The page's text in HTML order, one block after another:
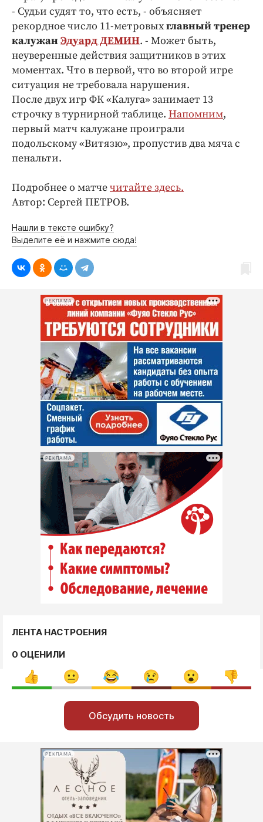
Медиаперсона
Интересное чтиво
Клиника года
Бренд года
Работодатель года
- Судьи судят то, что есть, - объясняет
рекордное число 11-метровыхглавный тренер
калужан Эдуард ДЕМИН. - Может быть,
неуверенные действия защитников в этих
моментах. Что в первой, что во второй игре
ситуация не требовала нарушения.
После двух игр ФК «Калуга» занимает 13
строчку в турнирной таблице. Напомним,
первый матч калужане проиграли
подольскому «Витязю», пропустив два мяча с
пенальти.
Подробнее о матчечитайте здесь.
Автор: Сергей ПЕТРОВ.
Нашли в тексте ошибку?
Выделите её и нажмите сюда!
РЕКЛАМА
РЕКЛАМА
ЛЕНТА НАСТРОЕНИЯ
0 ОЦЕНИЛИ
Обсудить новость
РЕКЛАМА